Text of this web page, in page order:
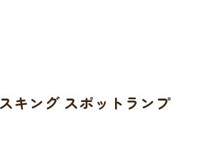
キング スポットランプ